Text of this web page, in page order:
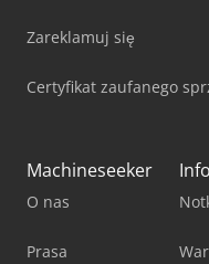
Zareklamuj się
Certyfikat zaufanego
Machineseeker
O nas
Prasa